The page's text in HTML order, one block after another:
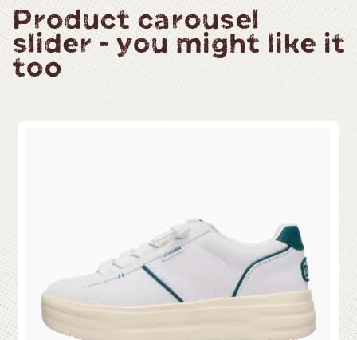
Product carousel
slider - you might like it
too